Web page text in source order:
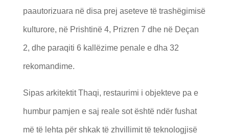
paautorizuara në disa prej aseteve të trashëgimisë
kulturore, në Prishtinë 4, Prizren 7 dhe në Deçan
2, dhe paraqiti 6 kallëzime penale e dha 32
rekomandime.
Sipas arkitektit Thaqi, restaurimi i objekteve pa e
humbur pamjen e saj reale sot është ndër fushat
më të lehta për shkak të zhvillimit të teknologjisë